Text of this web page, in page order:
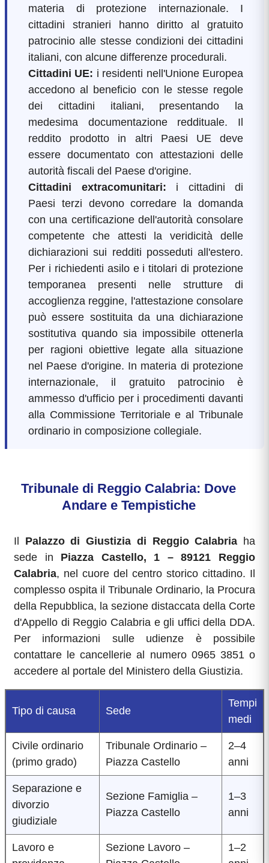
materia di protezione internazionale. I
cittadini stranieri hanno diritto al gratuito
patrocinio alle stesse condizioni dei cittadini
italiani, con alcune differenze procedurali.
Cittadini UE: i residenti nell'Unione Europea
accedono al beneficio con le stesse regole
dei cittadini italiani, presentando la
medesima documentazione reddituale. Il
reddito prodotto in altri Paesi UE deve
essere documentato con attestazioni delle
autorità fiscali del Paese d'origine.
Cittadini extracomunitari: i cittadini di
Paesi terzi devono corredare la domanda
con una certificazione dell'autorità consolare
competente che attesti la veridicità delle
dichiarazioni sui redditi posseduti all'estero.
Per i richiedenti asilo e i titolari di protezione
temporanea presenti nelle strutture di
accoglienza reggine, l'attestazione consolare
può essere sostituita da una dichiarazione
sostitutiva quando sia impossibile ottenerla
per ragioni obiettive legate alla situazione
nel Paese d'origine. In materia di protezione
internazionale, il gratuito patrocinio è
ammesso d'ufficio per i procedimenti davanti
alla Commissione Territoriale e al Tribunale
ordinario in composizione collegiale.
Tribunale di Reggio Calabria: Dove
Andare e Tempistiche
Il Palazzo di Giustizia di Reggio Calabria ha
sede in Piazza Castello, 1 – 89121 Reggio
Calabria, nel cuore del centro storico cittadino. Il
complesso ospita il Tribunale Ordinario, la Procura
della Repubblica, la sezione distaccata della Corte
d'Appello di Reggio Calabria e gli uffici della DDA.
Per informazioni sulle udienze è possibile
contattare le cancellerie al numero 0965 3851 o
accedere al portale del Ministero della Giustizia.
Tipo di causa Sede
Tempi
medi
Civile ordinario
(primo grado)
Tribunale Ordinario –
Piazza Castello
2–4
anni
Separazione e
divorzio
giudiziale
Sezione Famiglia –
Piazza Castello
1–3
anni
Lavoro e
Sezione Lavoro –
1–2